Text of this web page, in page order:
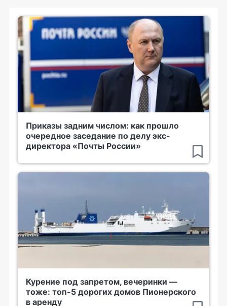
Приказы задним числом: как прошло
очередное заседание по делу экс-
директора «Почты России»
Курение под запретом, вечеринки —
тоже: топ-5 дорогих домов Пионерского
в аренду